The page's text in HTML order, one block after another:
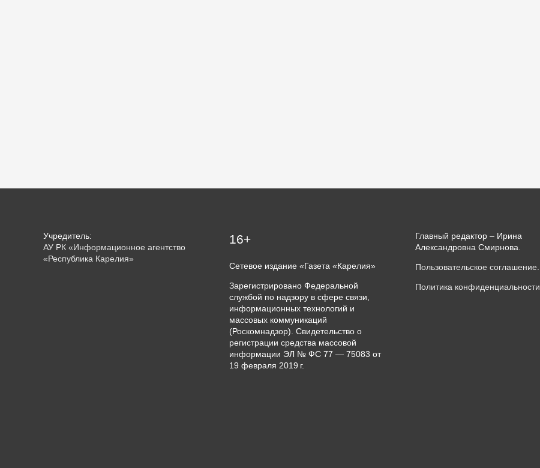
Учредитель:
АУ РК «Информационное агентство
«Республика Карелия»
16+
Сетевое издание «Газета «Карелия»
Зарегистрировано Федеральной
службой по надзору в сфере связи,
информационных технологий и
массовых коммуникаций
(Роскомнадзор). Свидетельство о
регистрации средства массовой
информации ЭЛ № ФС 77 — 75083 от
19 февраля 2019 г.
Главный редактор – Ирина
Александровна Смирнова.
Пользовательское соглашение
Политика конфиденциальности